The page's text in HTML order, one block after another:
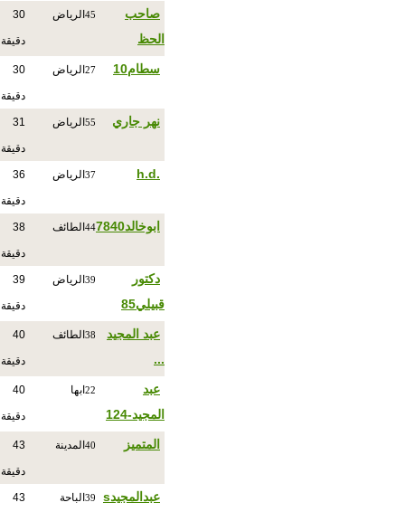
صاحب
الحظ
45 الرياض 30
دقيقة
سطام10 27 الرياض 30
دقيقة
نهر جاري 55 الرياض 31
دقيقة
.h.d
37 الرياض 36
دقيقة
ابوخالد7840 44 الطائف 38
دقيقة
دكتور
قبيلي85
39 الرياض 39
دقيقة
عبد المجيد
...
38 الطائف 40
دقيقة
عبد
المجيد-124
22 ابها 40
دقيقة
المتميز 40 المدينة 43
دقيقة
عبدالمجيدs 39 الباحة 43